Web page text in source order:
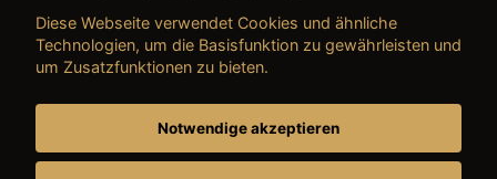
→ AGB (Gebrauchtwagen)
→ AGB (Teile & Zubehör)
Diese Webseite verwendet Cookies und ähnliche
Technologien, um die Basisfunktion zu gewährleisten und
um Zusatzfunktionen zu bieten.
Notwendige akzeptieren